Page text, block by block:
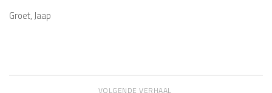
Groet, Jaap
VOLGENDE VERHAAL